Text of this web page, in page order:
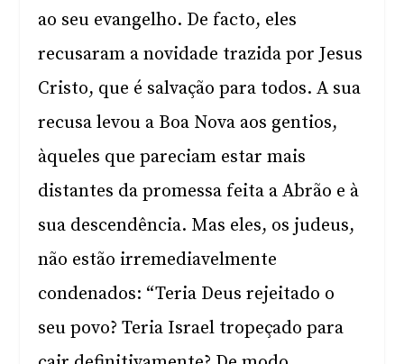
ao seu evangelho. De facto, eles
recusaram a novidade trazida por Jesus
Cristo, que é salvação para todos. A sua
recusa levou a Boa Nova aos gentios,
àqueles que pareciam estar mais
distantes da promessa feita a Abrão e à
sua descendência. Mas eles, os judeus,
não estão irremediavelmente
condenados: “Teria Deus rejeitado o
seu povo? Teria Israel tropeçado para